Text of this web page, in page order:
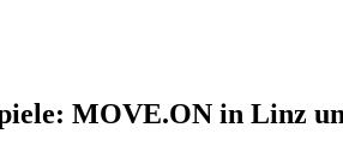
MOVE.ON in Linz